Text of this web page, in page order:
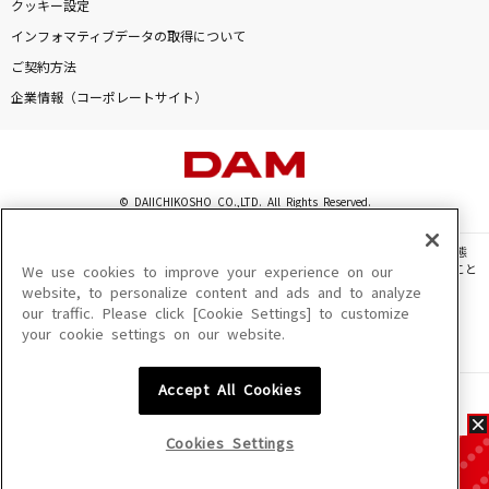
クッキー設定
インフォマティブデータの取得について
ご契約方法
企業情報（コーポレートサイト）
© DAIICHIKOSHO CO.,LTD. All Rights Reserved.
このサイトに掲載されている一切の文章・画像・写真・動画・音声等を、手段や形態
を問わず、著作権法の定める範囲を超えて無断で複製、転載、ファイル化などすること
を禁じます。
楽曲及びコンテンツは、機種によりご利用いただけない場合があります。
楽曲及びコンテンツの配信日、配信内容が変更になる場合があります。
We use cookies to improve your experience on our
website, to personalize content and ads and to analyze
our traffic. Please click [Cookie Settings] to customize
your cookie settings on our website.
Accept All Cookies
Cookies Settings